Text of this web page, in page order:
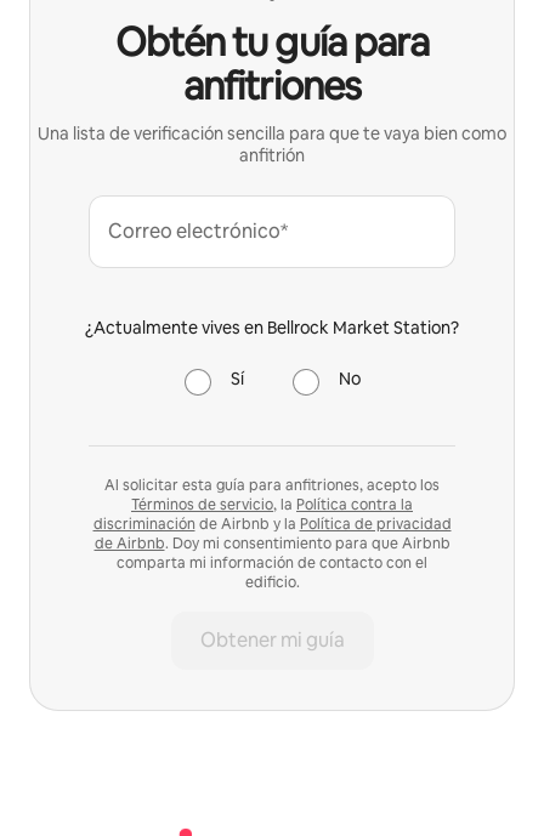
Obtén tu guía para
anfitriones
Una lista de verificación sencilla para que te vaya bien como
anfitrión
Correo electrónico*
¿Actualmente vives en Bellrock Market Station?
Sí No
Al solicitar esta guía para anfitriones, acepto los
Términos de servicio, la Política contra la
discriminación de Airbnb y la Política de privacidad
de Airbnb. Doy mi consentimiento para que Airbnb
comparta mi información de contacto con el
edificio.
Obtener mi guía